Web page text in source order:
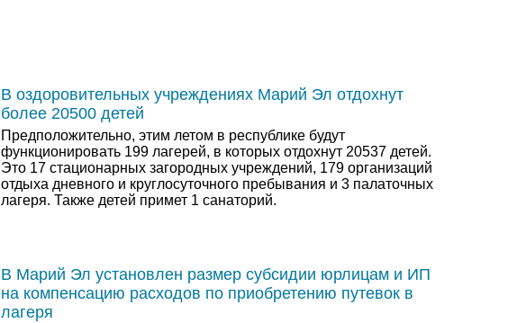
В оздоровительных учреждениях Марий Эл отдохнут
более 20500 детей
Предположительно, этим летом в республике будут
функционировать 199 лагерей, в которых отдохнут 20537 детей.
Это 17 стационарных загородных учреждений, 179 организаций
отдыха дневного и круглосуточного пребывания и 3 палаточных
лагеря. Также детей примет 1 санаторий.
В Марий Эл установлен размер субсидии юрлицам и ИП
на компенсацию расходов по приобретению путевок в
лагеря